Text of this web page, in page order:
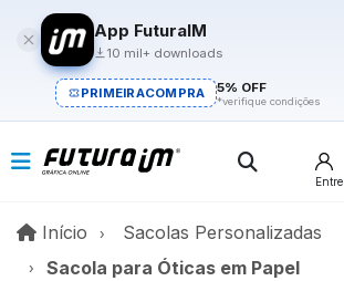
App FuturaIM
10 mil+ downloads
PRIMEIRACOMPRA 5% OFF
*verifique condições
Entre
Início InícioSacolas Personalizadas
Sacola para Óticas em Papel